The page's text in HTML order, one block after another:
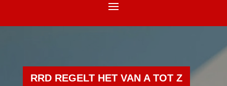
RRD REGELT HET VAN A TOT Z